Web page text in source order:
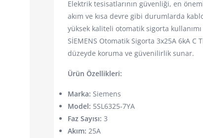
Elektrik tesisatlarının güvenliği, en
akım ve kısa devre gibi durumlarda
yüksek kaliteli otomatik sigorta
SİEMENS Otomatik Sigorta 3x25A 6kA C
düzeyde koruma ve güvenilirlik sunar.
Ürün Özellikleri:
Marka: Siemens
Model: 5SL6325-7YA
Faz Sayısı: 3
Akım: 25A